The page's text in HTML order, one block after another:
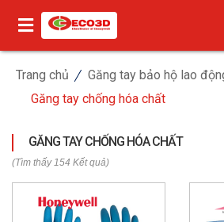
Trang chủ
Găng tay bảo hộ lao
Găng tay chống hóa chất
GĂNG TAY CHỐNG HÓA CHẤT
(Tìm thấy 154 Kết quả)